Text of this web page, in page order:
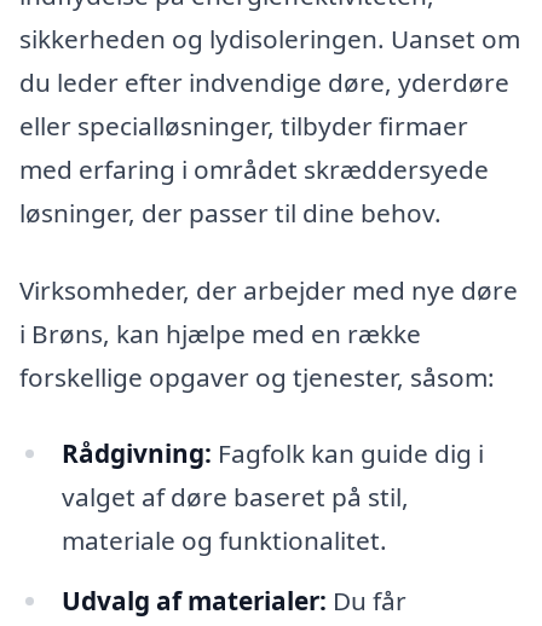
sikkerheden og lydisoleringen. Uanset om
du leder efter indvendige døre, yderdøre
eller specialløsninger, tilbyder firmaer
med erfaring i området skræddersyede
løsninger, der passer til dine behov.
Virksomheder, der arbejder med nye døre
i Brøns, kan hjælpe med en række
forskellige opgaver og tjenester, såsom:
Rådgivning: Fagfolk kan guide dig i
valget af døre baseret på stil,
materiale og funktionalitet.
Udvalg af materialer: Du får